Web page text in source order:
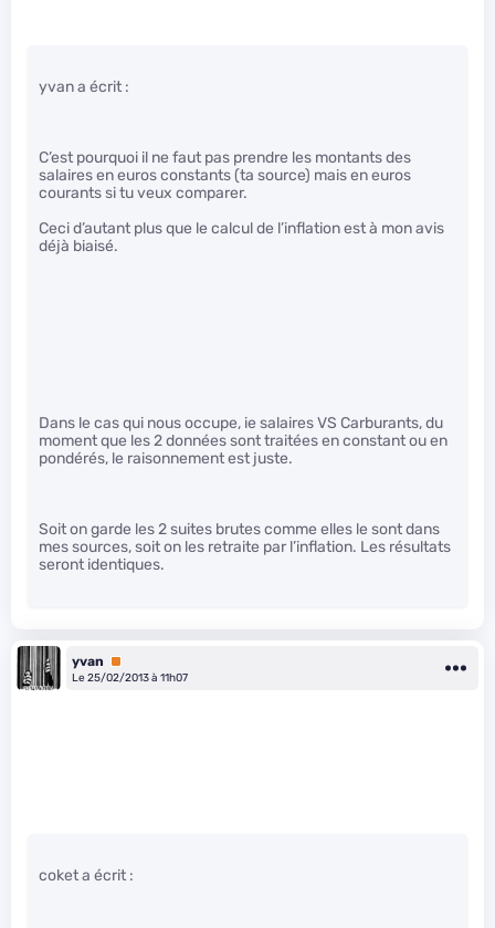
yvan a écrit :
C’est pourquoi il ne faut pas prendre les montants des
salaires en euros constants (ta source) mais en euros
courants si tu veux comparer.
Ceci d’autant plus que le calcul de l’inflation est à mon avis
déjà biaisé.
Dans le cas qui nous occupe, ie salaires VS Carburants, du
moment que les 2 données sont traitées en constant ou en
pondérés, le raisonnement est juste.
Soit on garde les 2 suites brutes comme elles le sont dans
mes sources, soit on les retraite par l’inflation. Les résultats
seront identiques.
yvan
Premium
Le 25/02/2013 à 11h07
coket a écrit :